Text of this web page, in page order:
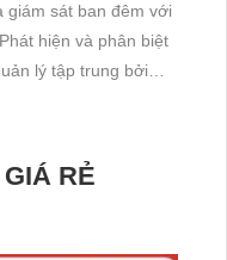
giám sát ban đêm với
hiện và phân biệt
lý tập trung bởi
RẺ